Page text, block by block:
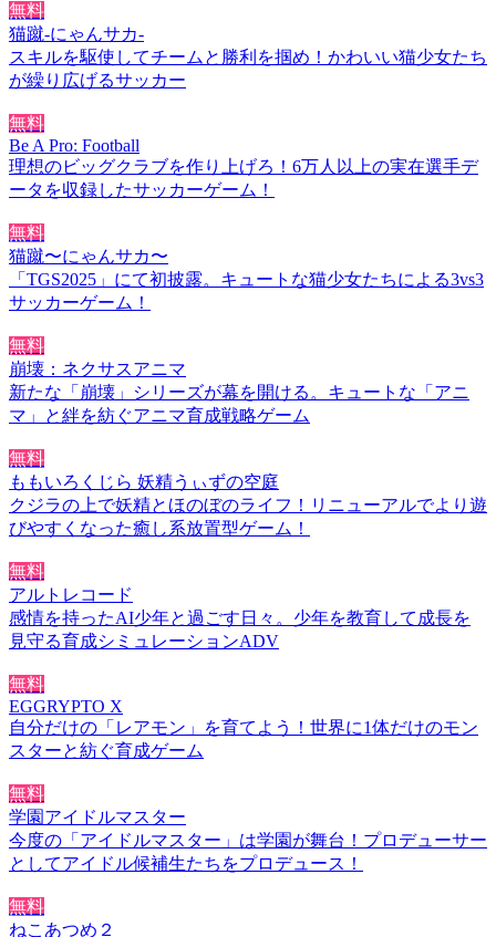
無料
猫蹴-にゃんサカ-
スキルを駆使してチームと勝利を掴め！かわいい猫少女たち
が繰り広げるサッカー
無料
Be A Pro: Football
理想のビッグクラブを作り上げろ！6万人以上の実在選手デ
ータを収録したサッカーゲーム！
無料
猫蹴〜にゃんサカ〜
「TGS2025」にて初披露。キュートな猫少女たちによる3vs3
サッカーゲーム！
無料
崩壊：ネクサスアニマ
新たな「崩壊」シリーズが幕を開ける。キュートな「アニ
マ」と絆を紡ぐアニマ育成戦略ゲーム
無料
ももいろくじら 妖精うぃずの空庭
クジラの上で妖精とほのぼのライフ！リニューアルでより遊
びやすくなった癒し系放置型ゲーム！
無料
アルトレコード
感情を持ったAI少年と過ごす日々。少年を教育して成長を
見守る育成シミュレーションADV
無料
EGGRYPTO X
自分だけの「レアモン」を育てよう！世界に1体だけのモン
スターと紡ぐ育成ゲーム
無料
学園アイドルマスター
今度の「アイドルマスター」は学園が舞台！プロデューサー
としてアイドル候補生たちをプロデュース！
無料
ねこあつめ２